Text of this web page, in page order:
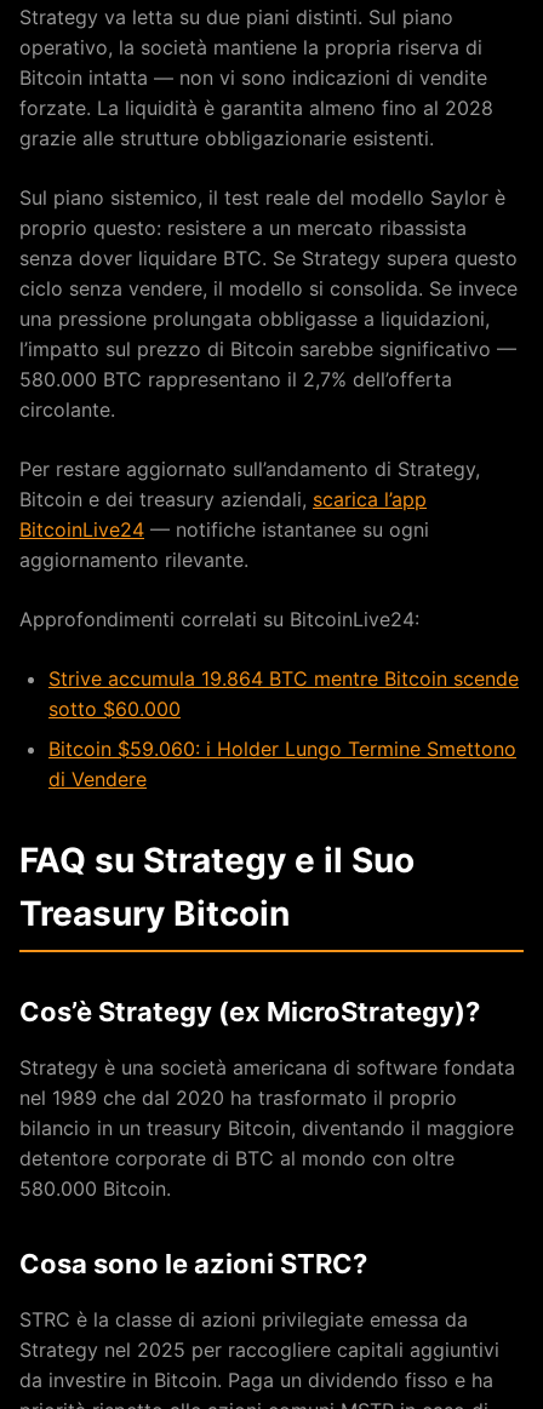
Strategy va letta su due piani distinti. Sul piano
operativo, la società mantiene la propria riserva di
Bitcoin intatta — non vi sono indicazioni di vendite
forzate. La liquidità è garantita almeno fino al 2028
grazie alle strutture obbligazionarie esistenti.
Sul piano sistemico, il test reale del modello Saylor è
proprio questo: resistere a un mercato ribassista
senza dover liquidare BTC. Se Strategy supera questo
ciclo senza vendere, il modello si consolida. Se invece
una pressione prolungata obbligasse a liquidazioni,
l’impatto sul prezzo di Bitcoin sarebbe significativo —
580.000 BTC rappresentano il 2,7% dell’offerta
circolante.
Per restare aggiornato sull’andamento di Strategy,
Bitcoin e dei treasury aziendali, scarica l’app
BitcoinLive24 — notifiche istantanee su ogni
aggiornamento rilevante.
Approfondimenti correlati su BitcoinLive24:
Strive accumula 19.864 BTC mentre Bitcoin scende
sotto $60.000
Bitcoin $59.060: i Holder Lungo Termine Smettono
di Vendere
FAQ su Strategy e il Suo
Treasury Bitcoin
Cos’è Strategy (ex MicroStrategy)?
Strategy è una società americana di software fondata
nel 1989 che dal 2020 ha trasformato il proprio
bilancio in un treasury Bitcoin, diventando il maggiore
detentore corporate di BTC al mondo con oltre
580.000 Bitcoin.
Cosa sono le azioni STRC?
STRC è la classe di azioni privilegiate emessa da
Strategy nel 2025 per raccogliere capitali aggiuntivi
da investire in Bitcoin. Paga un dividendo fisso e ha